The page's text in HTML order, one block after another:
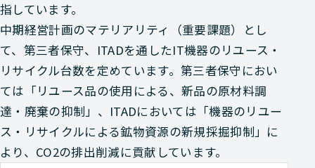
指しています。
中期経営計画のマテリアリティ（重要課題）とし
て、第三者保守、ITADを通したIT機器のリユース・
リサイクル台数を定めています。第三者保守におい
ては「リユース品の使用による、新品の原材料調
達・廃棄の抑制」、ITADにおいては「機器のリユー
ス・リサイクルによる鉱物資源の新規採掘抑制」に
より、CO2の排出削減に貢献しています。